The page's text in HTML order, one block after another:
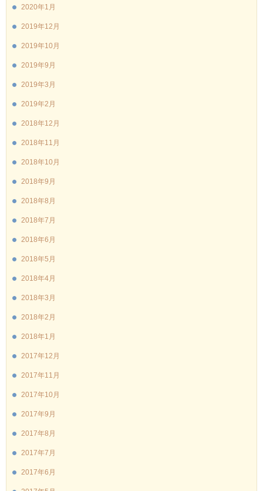
2020年1月
2019年12月
2019年10月
2019年9月
2019年3月
2019年2月
2018年12月
2018年11月
2018年10月
2018年9月
2018年8月
2018年7月
2018年6月
2018年5月
2018年4月
2018年3月
2018年2月
2018年1月
2017年12月
2017年11月
2017年10月
2017年9月
2017年8月
2017年7月
2017年6月